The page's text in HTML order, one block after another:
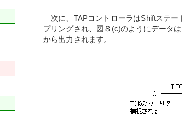
次に、TAPコントローラはShiftステー
プリングされ、図８(c)のようにデータ
から出力されます。